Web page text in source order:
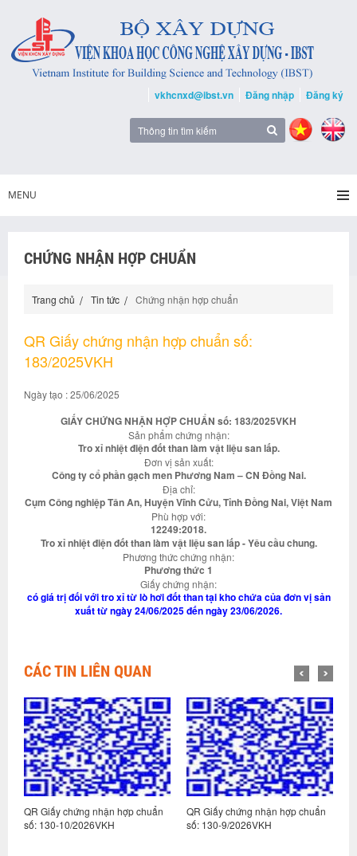
vkhcnxd@ibst.vn Đăng nhập Đăng ký
MENU
CHỨNG NHẬN HỢP CHUẨN
Trang chủ Tin tức Chứng nhận hợp chuẩn
QR Giấy chứng nhận hợp chuẩn số:
183/2025VKH
Ngày tạo : 25/06/2025
GIẤY CHỨNG NHẬN HỢP CHUẨN số: 183/2025VKH
Sản phẩm chứng nhận:
Tro xỉ nhiệt điện đốt than làm vật liệu san lấp.
Đơn vị sản xuất:
Công ty cổ phần gạch men Phương Nam – CN Đồng Nai.
Địa chỉ:
Cụm Công nghiệp Tân An, Huyện Vĩnh Cửu, Tỉnh Đồng Nai, Việt Nam
Phù hợp với:
12249:2018.
Tro xỉ nhiệt điện đốt than làm vật liệu san lấp - Yêu cầu chung.
Phương thức chứng nhận:
Phương thức 1
Giấy chứng nhận:
có giá trị đối với tro xỉ từ lò hơi đốt than tại kho chứa của đơn vị sản
xuất từ ngày 24/06/2025 đến ngày 23/06/2026.
CÁC TIN LIÊN QUAN
QR Giấy chứng nhận hợp chuẩn
số: 130-10/2026VKH
QR Giấy chứng nhận hợp chuẩn
số: 130-9/2026VKH